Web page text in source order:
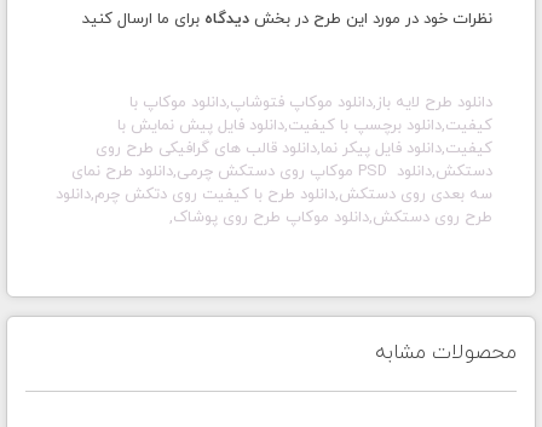
نظرات خود در مورد این طرح در بخش دیدگاه برای ما ارسال کنید
دانلود طرح لایه باز,دانلود موکاپ فتوشاپ,دانلود موکاپ با
کیفیت,دانلود برچسپ با کیفیت,دانلود فایل پیش نمایش با
کیفیت,دانلود فایل پیکر نما,دانلود قالب های گرافیکی طرح روی
دستکش,دانلود PSD موکاپ روی دستکش چرمی,دانلود طرح نمای
سه بعدی روی دستکش,دانلود طرح با کیفیت روی دتکش چرم,دانلود
طرح روی دستکش,دانلود موکاپ طرح روی پوشاک,
محصولات مشابه